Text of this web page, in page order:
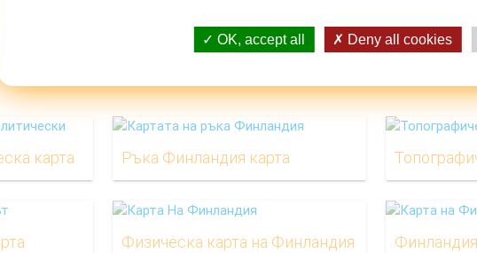
Тампере, Финландия карта
карта Ръка Финландия карта
Физическа карта на Финландия
OK, accept all Deny all cookies